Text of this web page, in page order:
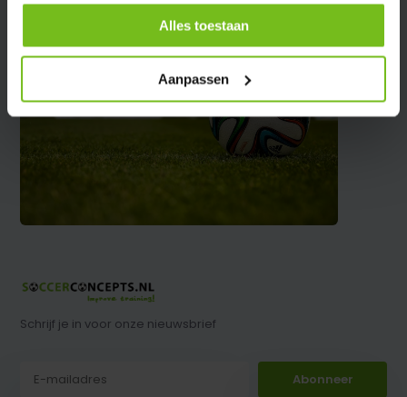
Alles toestaan
Aanpassen
Schrijf je in voor onze nieuwsbrief
Abonneer